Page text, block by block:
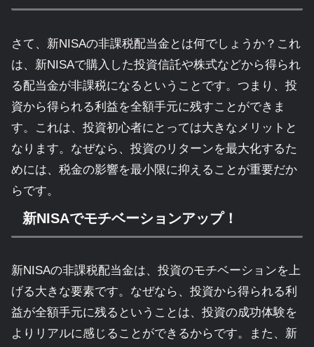
さて、新NISAの非課税配当金とは何でしょうか？これ
は、新NISAで購入した投資信託や株式などから得られ
る配当金が非課税になるということです。つまり、投
資から得られる利益を全額手元に残すことができま
す。これは、投資初心者にとっては大きなメリットと
なります。なぜなら、投資のリターンを最大化するた
めには、税金の影響を最小限に抑えることが重要だか
らです。
新NISAでモチベーションアップ！
新NISAの非課税配当金は、投資のモチベーションを上
げる大きな要素です。なぜなら、投資から得られる利
益が全額手元に残るということは、投資の成功体験を
よりリアルに感じることができるからです。また、新